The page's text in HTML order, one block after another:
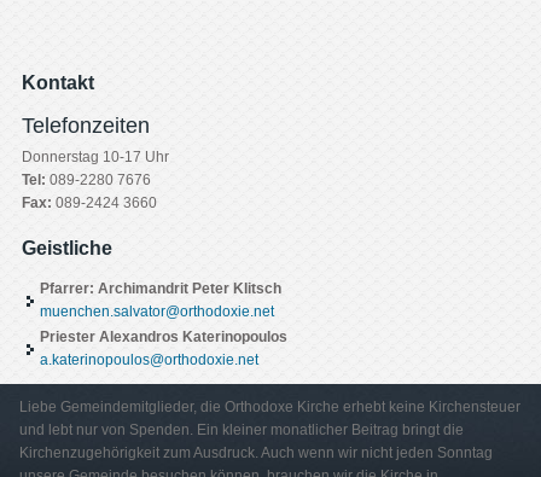
Kontakt
Telefonzeiten
Donnerstag 10-17 Uhr
Tel: 089-2280 7676
Fax: 089-2424 3660
Geistliche
Pfarrer: Archimandrit Peter Klitsch
muenchen.salvator@orthodoxie.net
Priester Alexandros Katerinopoulos
a.katerinopoulos@orthodoxie.net
Liebe Gemeindemitglieder, die Orthodoxe Kirche erhebt keine Kirchensteuer
und lebt nur von Spenden. Ein kleiner monatlicher Beitrag bringt die
Kirchenzugehörigkeit zum Ausdruck. Auch wenn wir nicht jeden Sonntag